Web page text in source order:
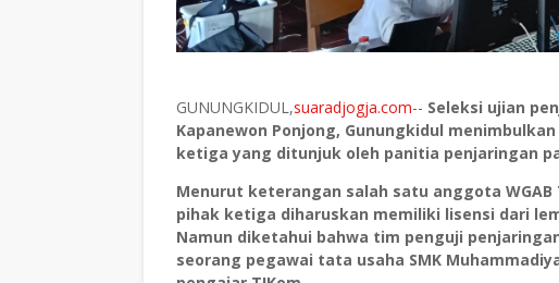
GUNUNGKIDUL,suaradjogja.com-- Seleksi ujian
Kapanewon Ponjong, Gunungkidul
ketiga yang ditunjuk oleh panitia penjaringan
Menurut keterangan salah satu anggota
pihak ketiga diharuskan memiliki lisensi dari
Namun diketahui bahwa tim penguji
seorang pegawai tata usaha SMK